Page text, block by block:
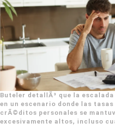
Buteler detallÃ³ que la
en un escenario donde las
crÃ©ditos personales se
excesivamente altos, incluso